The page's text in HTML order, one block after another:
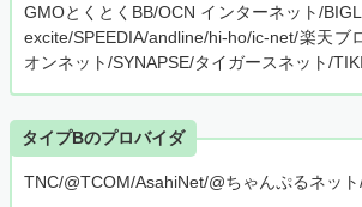
GMOとくとくBB/OCN インターネット/
excite/SPEEDIA/andline/hi-ho/ic-net/楽天ブ
オンネット/SYNAPSE/タイガースネット/
タイプBのプロバイダ
TNC/@TCOM/AsahiNet/@ちゃんぷるネット